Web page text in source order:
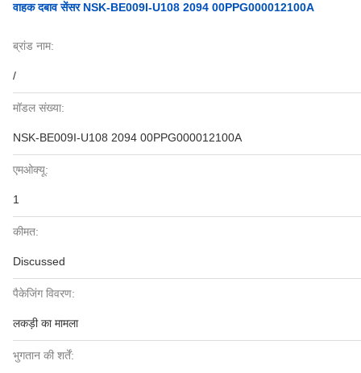
वाहक दबाव सेंसर NSK-BE009I-U108 2094 00PPG000012100A
ब्रांड नाम:
/
मॉडल संख्या:
NSK-BE009I-U108 2094 00PPG000012100A
एमओक्यू:
1
कीमत:
Discussed
पैकेजिंग विवरण:
लकड़ी का मामला
भुगतान की शर्तें: